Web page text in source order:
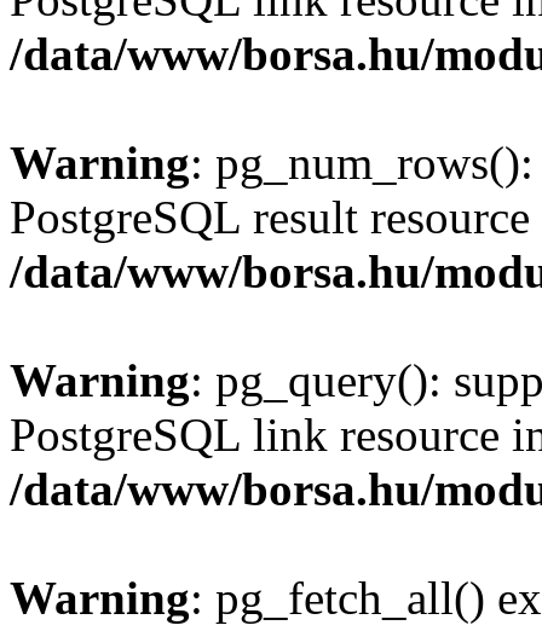
/data/www/borsa.hu/
Warning:
PostgreSQL result
/data/www/borsa.hu/
Warning: pg_query():
PostgreSQL link resource
/data/www/borsa.hu/
Warning: pg_fetch_all()